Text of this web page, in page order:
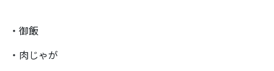
・御飯
・肉じゃが